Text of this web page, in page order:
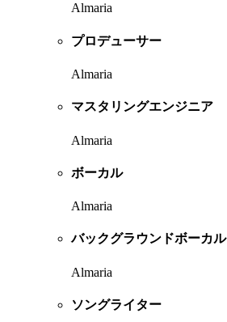
Almaria
プロデューサー
Almaria
マスタリングエンジニア
Almaria
ボーカル
Almaria
バックグラウンドボーカル
Almaria
ソングライター